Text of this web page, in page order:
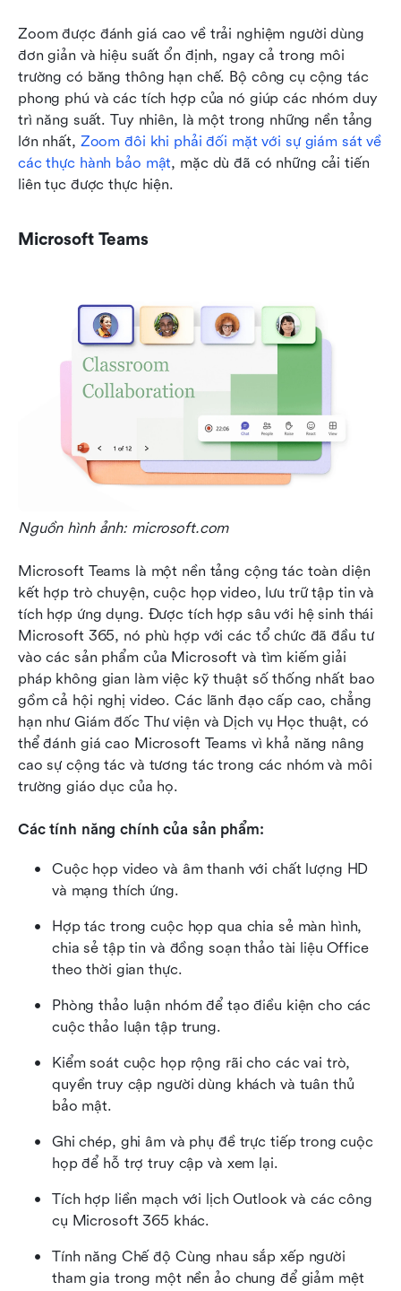
Zoom được đánh giá cao về trải nghiệm người dùng
đơn giản và hiệu suất ổn định, ngay cả trong môi
trường có băng thông hạn chế. Bộ công cụ cộng tác
phong phú và các tích hợp của nó giúp các nhóm duy
trì năng suất. Tuy nhiên, là một trong những nền tảng
lớn nhất, Zoom đôi khi phải đối mặt với sự giám sát về
các thực hành bảo mật, mặc dù đã có những cải tiến
liên tục được thực hiện.
Microsoft Teams
Nguồn hình ảnh: microsoft.com
Microsoft Teams là một nền tảng cộng tác toàn diện
kết hợp trò chuyện, cuộc họp video, lưu trữ tập tin và
tích hợp ứng dụng. Được tích hợp sâu với hệ sinh thái
Microsoft 365, nó phù hợp với các tổ chức đã đầu tư
vào các sản phẩm của Microsoft và tìm kiếm giải
pháp không gian làm việc kỹ thuật số thống nhất bao
gồm cả hội nghị video. Các lãnh đạo cấp cao, chẳng
hạn như Giám đốc Thư viện và Dịch vụ Học thuật, có
thể đánh giá cao Microsoft Teams vì khả năng nâng
cao sự cộng tác và tương tác trong các nhóm và môi
trường giáo dục của họ.
Các tính năng chính của sản phẩm:
Cuộc họp video và âm thanh với chất lượng HD
và mạng thích ứng.
Hợp tác trong cuộc họp qua chia sẻ màn hình,
chia sẻ tập tin và đồng soạn thảo tài liệu Office
theo thời gian thực.
Phòng thảo luận nhóm để tạo điều kiện cho các
cuộc thảo luận tập trung.
Kiểm soát cuộc họp rộng rãi cho các vai trò,
quyền truy cập người dùng khách và tuân thủ
bảo mật.
Ghi chép, ghi âm và phụ đề trực tiếp trong cuộc
họp để hỗ trợ truy cập và xem lại.
Tích hợp liền mạch với lịch Outlook và các công
cụ Microsoft 365 khác.
Tính năng Chế độ Cùng nhau sắp xếp người
tham gia trong một nền ảo chung để giảm mệt